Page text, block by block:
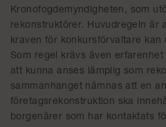
Kronofogdemyndigheten, som
rekonstruktörer. Huvudregeln är
kraven för konkursförvaltare kan
Som regel krävs även
att kunna anses lämplig som
sammanhanget nämnas att en
företagsrekonstruktion ska
borgenärer som har kontaktats